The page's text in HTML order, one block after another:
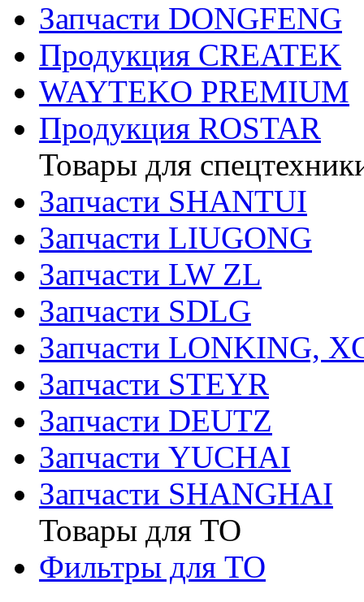
Запчасти DONGFENG
Продукция CREATEK
WAYTEKO PREMIUM
Продукция ROSTAR
Товары для
Запчасти SHANTUI
Запчасти LIUGONG
Запчасти LW ZL
Запчасти SDLG
Запчасти LONKING,
Запчасти STEYR
Запчасти DEUTZ
Запчасти YUCHAI
Запчасти SHANGHAI
Товары для ТО
Фильтры для ТО